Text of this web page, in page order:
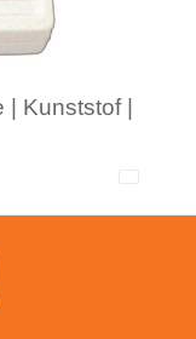
Kunststof |